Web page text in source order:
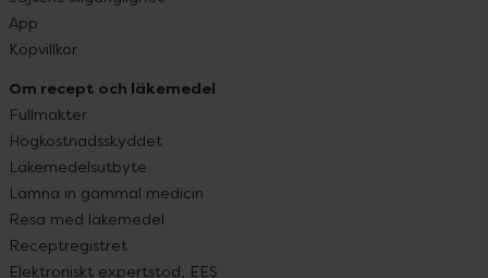
App
Köpvillkor
Om recept och läkemedel
Fullmakter
Högkostnadsskyddet
Läkemedelsutbyte
Lämna in gammal medicin
Resa med läkemedel
Receptregistret
Elektroniskt expertstöd, EES